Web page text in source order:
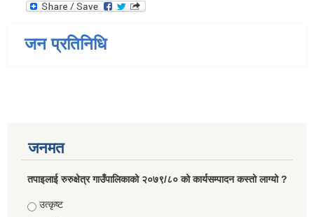
जन प्रतिनिधि
जनमत
तपाइलाई रुरुक्षेत्र गाउँपालिकाको २०७९/८० को कार्यसम्पादन कस्तो लाग्यो ?
Choices
उत्कृष्ट